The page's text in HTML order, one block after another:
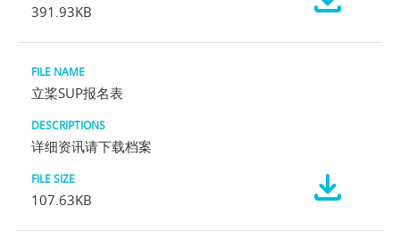
391.93KB
立桨SUP报名表
详细资讯请下载档案
107.63KB